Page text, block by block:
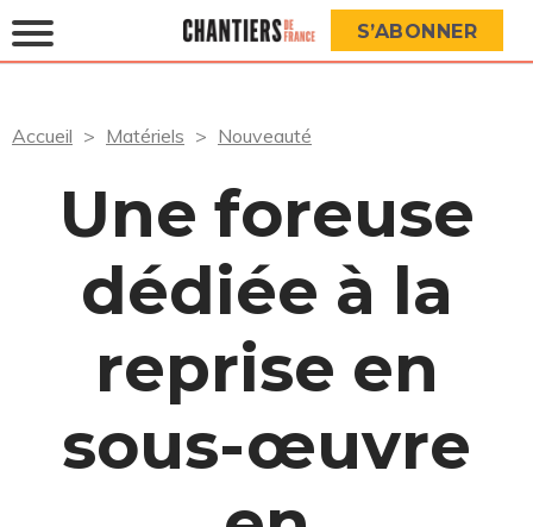
S’ABONNER
Accueil Matériels Nouveauté
Une foreuse
dédiée à la
reprise en
sous-œuvre